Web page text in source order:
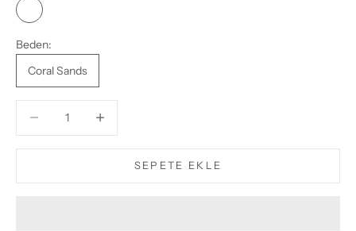
S
Beden:
Coral Sands
SEPETE EKLE